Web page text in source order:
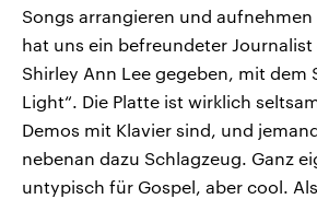
Songs arrangieren und
hat uns ein befreundeter
Shirley Ann Lee gegeben, mit dem
Light“. Die Platte ist wirklich
Demos mit Klavier sind, und
nebenan dazu Schlagzeug. Ganz
untypisch für Gospel, aber cool.